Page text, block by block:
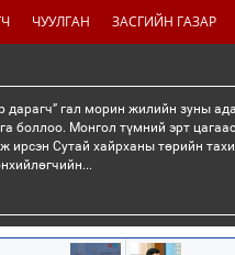
ЧУУЛГАН ЗАСГИЙН ГАЗАР
дарагч” гал морин жилийн зуны
боллоо. Монгол түмний эрт
ирсэн Сутай хайрханы төрийн